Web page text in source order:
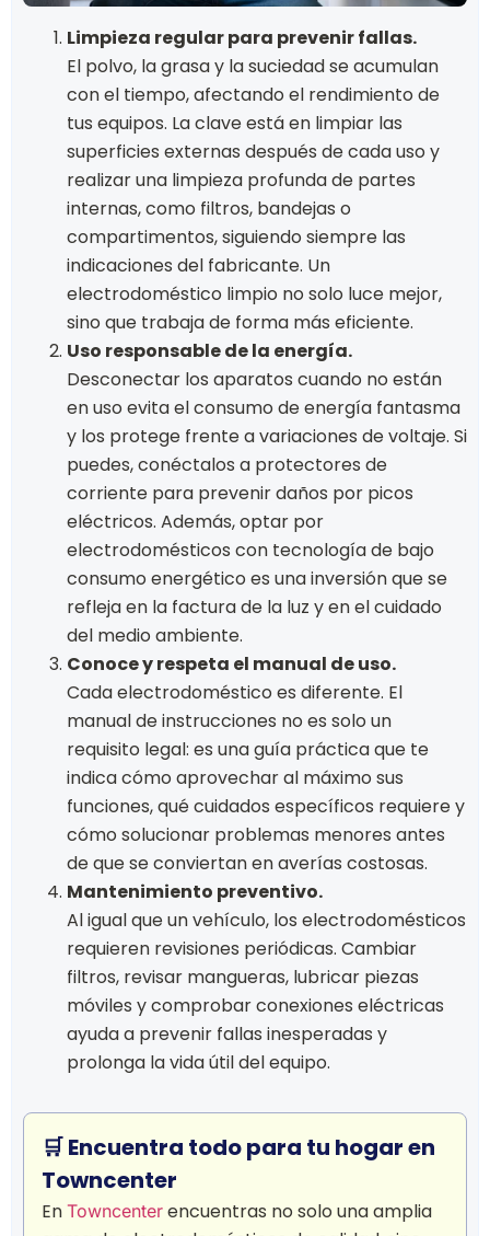
Limpieza regular para prevenir fallas.
El polvo, la grasa y la suciedad se acumulan
con el tiempo, afectando el rendimiento de
tus equipos. La clave está en limpiar las
superficies externas después de cada uso y
realizar una limpieza profunda de partes
internas, como filtros, bandejas o
compartimentos, siguiendo siempre las
indicaciones del fabricante. Un
electrodoméstico limpio no solo luce mejor,
sino que trabaja de forma más eficiente.
Uso responsable de la energía.
Desconectar los aparatos cuando no están
en uso evita el consumo de energía fantasma
y los protege frente a variaciones de voltaje. Si
puedes, conéctalos a protectores de
corriente para prevenir daños por picos
eléctricos. Además, optar por
electrodomésticos con tecnología de bajo
consumo energético es una inversión que se
refleja en la factura de la luz y en el cuidado
del medio ambiente.
Conoce y respeta el manual de uso.
Cada electrodoméstico es diferente. El
manual de instrucciones no es solo un
requisito legal: es una guía práctica que te
indica cómo aprovechar al máximo sus
funciones, qué cuidados específicos requiere y
cómo solucionar problemas menores antes
de que se conviertan en averías costosas.
Mantenimiento preventivo.
Al igual que un vehículo, los electrodomésticos
requieren revisiones periódicas. Cambiar
filtros, revisar mangueras, lubricar piezas
móviles y comprobar conexiones eléctricas
ayuda a prevenir fallas inesperadas y
prolonga la vida útil del equipo.
🛒 Encuentra todo para tu hogar en
Towncenter
En Towncenter encuentras no solo una amplia